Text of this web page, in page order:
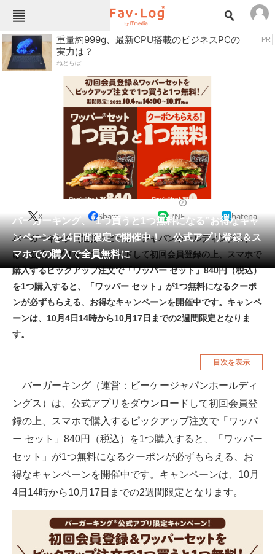
Fav-Logカテゴリー一覧
TOP
インテリア・収納 おもちゃ・ホビー
キッチン家電
ゲーム
スイーツ・お菓子
スマホ・携帯電話
パソコン・タブレット ファッション
ペット 家電
工具・DIY 本・DVD・CD
生活家電 生活用品
空調・季節家電 美容・コスメ
腕時計 車・バイク
釣り具・釣り用品
注目記事を集めた総合ページ
ITの今と未来を見通す
スマホと通信の最新トレンド
進化するPCとデバイスの未来
好きが集まる 比べて選べる
ビジネスと働き方のヒント
重量約999g、最新CPU搭載のビジネスPCの
実力は？
ねとらぼ
PR
バーガーキング、“1つ買うと1つ無料になる”お得なキャ
ンペーンを14日間限定で開催中！ 公式アプリ登録＆ス
マホでの購入で全員無料に
X Share LINE hatena
バーガーキング（運営：ビーケージャパンホールディングス）
は、公式アプリをダウンロードして初回会員登録の上、スマホで
購入するピックアップ注文で「ワッパー セット」840円（税込）
を1つ購入すると、「ワッパー セット」が1つ無料になるクーポ
ンが必ずもらえる、お得なキャンペーンを開催中です。キャンペ
ーンは、10月4日14時から10月17日までの2週間限定となりま
す。
目次を表示
バーガーキング（運営：ビーケージャパンホールディ
ングス）は、公式アプリをダウンロードして初回会員登
録の上、スマホで購入するピックアップ注文で「ワッパ
ー セット」840円（税込）を1つ購入すると、「ワッパー
セット」が1つ無料になるクーポンが必ずもらえる、お
得なキャンペーンを開催中です。キャンペーンは、10月
4日14時から10月17日までの2週間限定となります。